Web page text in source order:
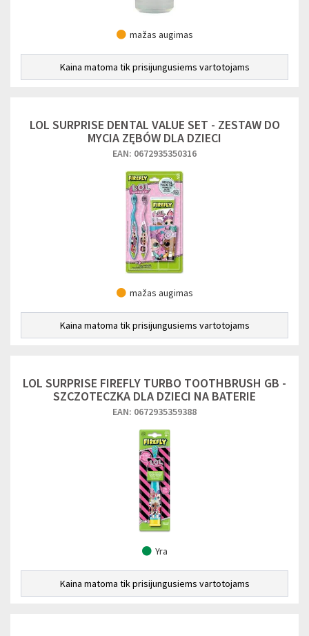
mažas augimas
Kaina matoma tik prisijungusiems vartotojams
LOL SURPRISE DENTAL VALUE SET - ZESTAW DO
MYCIA ZĘBÓW DLA DZIECI
EAN: 0672935350316
mažas augimas
Kaina matoma tik prisijungusiems vartotojams
LOL SURPRISE FIREFLY TURBO TOOTHBRUSH GB -
SZCZOTECZKA DLA DZIECI NA BATERIE
EAN: 0672935359388
Yra
Kaina matoma tik prisijungusiems vartotojams